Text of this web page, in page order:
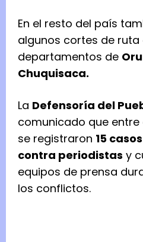
En el resto del país
algunos cortes de ruta
departamentos de
Chuquisaca.
La Defensoría del
comunicado que entre
se registraron 15
contra periodistas y
equipos de prensa
los conflictos.